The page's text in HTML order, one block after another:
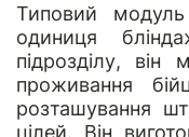
Типовий
одиниця
підрозділу,
проживання
розташування
цілей. Він